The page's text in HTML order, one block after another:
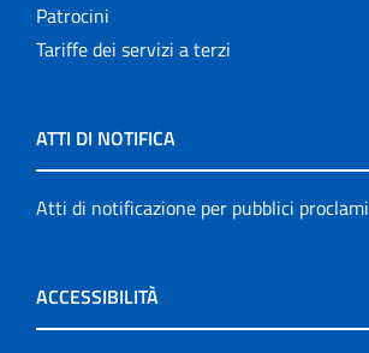
Patrocini
Tariffe dei servizi a terzi
ATTI DI NOTIFICA
Atti di notificazione per pubblici proclami
ACCESSIBILITÀ